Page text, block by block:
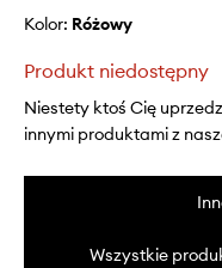
Kolor: różowy
Produkt niedostępny
Niestety ktoś Cię
innymi produktami z
Wszystkie